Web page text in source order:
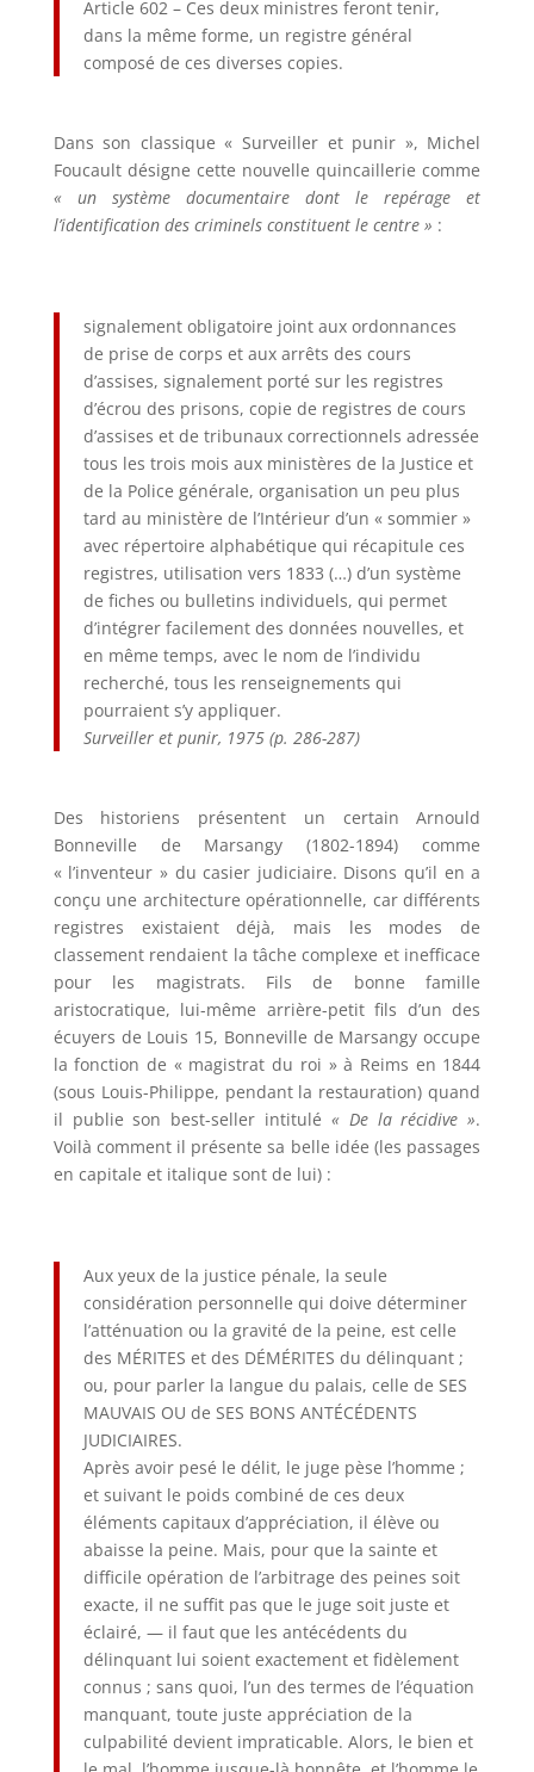
Article 602 – Ces deux ministres feront tenir,
dans la même forme, un registre général
composé de ces diverses copies.
Dans son classique « Surveiller et punir », Michel
Foucault désigne cette nouvelle quincaillerie comme
« un système documentaire dont le repérage et
l’identification des criminels constituent le centre » :
signalement obligatoire joint aux ordonnances
de prise de corps et aux arrêts des cours
d’assises, signalement porté sur les registres
d’écrou des prisons, copie de registres de cours
d’assises et de tribunaux correctionnels adressée
tous les trois mois aux ministères de la Justice et
de la Police générale, organisation un peu plus
tard au ministère de l’Intérieur d’un « sommier »
avec répertoire alphabétique qui récapitule ces
registres, utilisation vers 1833 (…) d’un système
de fiches ou bulletins individuels, qui permet
d’intégrer facilement des données nouvelles, et
en même temps, avec le nom de l’individu
recherché, tous les renseignements qui
pourraient s’y appliquer.
Surveiller et punir, 1975 (p. 286-287)
Des historiens présentent un certain Arnould
Bonneville de Marsangy (1802-1894) comme
« l’inventeur » du casier judiciaire. Disons qu’il en a
conçu une architecture opérationnelle, car différents
registres existaient déjà, mais les modes de
classement rendaient la tâche complexe et inefficace
pour les magistrats. Fils de bonne famille
aristocratique, lui-même arrière-petit fils d’un des
écuyers de Louis 15, Bonneville de Marsangy occupe
la fonction de « magistrat du roi » à Reims en 1844
(sous Louis-Philippe, pendant la restauration) quand
il publie son best-seller intitulé « De la récidive ».
Voilà comment il présente sa belle idée (les passages
en capitale et italique sont de lui) :
Aux yeux de la justice pénale, la seule
considération personnelle qui doive déterminer
l’atténuation ou la gravité de la peine, est celle
des MÉRITES et des DÉMÉRITES du délinquant ;
ou, pour parler la langue du palais, celle de SES
MAUVAIS OU de SES BONS ANTÉCÉDENTS
JUDICIAIRES.
Après avoir pesé le délit, le juge pèse l’homme ;
et suivant le poids combiné de ces deux
éléments capitaux d’appréciation, il élève ou
abaisse la peine. Mais, pour que la sainte et
difficile opération de l’arbitrage des peines soit
exacte, il ne suffit pas que le juge soit juste et
éclairé, — il faut que les antécédents du
délinquant lui soient exactement et fidèlement
connus ; sans quoi, l’un des termes de l’équation
manquant, toute juste appréciation de la
culpabilité devient impraticable. Alors, le bien et